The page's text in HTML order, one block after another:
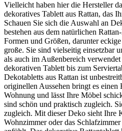
Vielleicht haben hier die Hersteller
dekoratives Tablett aus Rattan, das
Schauen Sie sich die Auswahl an
bestehen aus dem natürlichen
Formen und Größen, darunter
große. Sie sind vielseitig einsetzbar
als auch im Außenbereich
dekorativen Tablett bis zum
Dekotabletts aus Rattan ist
originellen Aussehen bringt es
Wohnung und lässt Ihre Möbel
sind schön und praktisch zugleich.
zugleich. Mit dieser Deko sieht Ihre
Wohnzimmer oder das